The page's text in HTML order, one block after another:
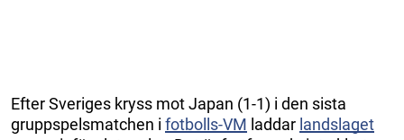
Efter Sveriges kryss mot Japan (1-1) i den sista
gruppspelsmatchen i fotbolls-VM laddar landslaget